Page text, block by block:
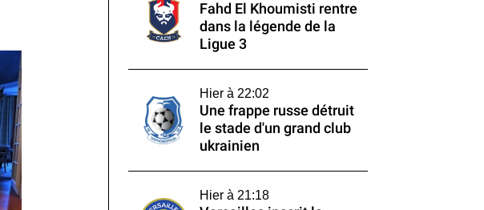
Fahd El Khoumisti rentre
dans la légende de la
Ligue 3
Hier à 22:02
Une frappe russe détruit
le stade d'un grand club
ukrainien
Hier à 21:18